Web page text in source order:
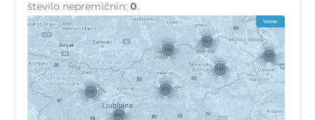
število nepremičnin: 0.